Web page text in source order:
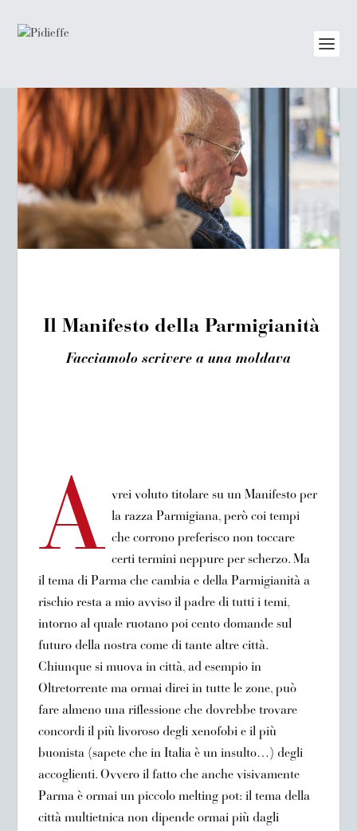
Il Manifesto della Parmigianità
Facciamolo scrivere a una moldava
A vrei voluto titolare su un Manifesto per
la razza Parmigiana, però coi tempi
che corrono preferisco non toccare
certi termini neppure per scherzo. Ma
il tema di Parma che cambia e della Parmigianità a
rischio resta a mio avviso il padre di tutti i temi,
intorno al quale ruotano poi cento domande sul
futuro della nostra come di tante altre città.
Chiunque si muova in città, ad esempio in
Oltretorrente ma ormai direi in tutte le zone, può
fare almeno una riflessione che dovrebbe trovare
concordi il più livoroso degli xenofobi e il più
buonista (sapete che in Italia è un insulto…) degli
accoglienti. Ovvero il fatto che anche visivamente
Parma è ormai un piccolo melting pot: il tema della
città multietnica non dipende ormai più dagli